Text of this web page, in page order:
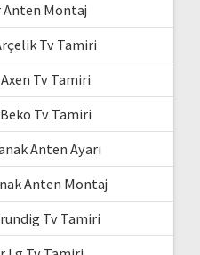
Anten Montaj
Tv Tamiri
Tv Tamiri
Tv Tamiri
Anten Ayarı
Anten Montaj
Tv Tamiri